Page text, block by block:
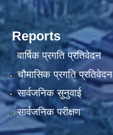
Reports
वार्षिक प्रगति प्रतिवेदन
चौमासिक प्रगति प्रतिवेदन
सार्वजनिक सुनुवाई
सार्वजनिक परीक्षण